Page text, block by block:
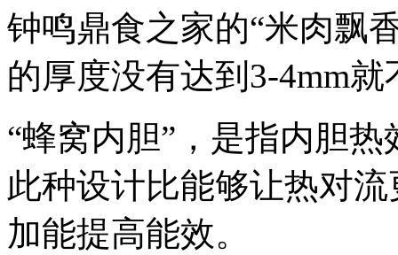
钟鸣鼎食之家的“米肉飘
的厚度没有达到3-4mm
“蜂窝内胆”，是指内胆
此种设计比能够让热对
加能提高能效。